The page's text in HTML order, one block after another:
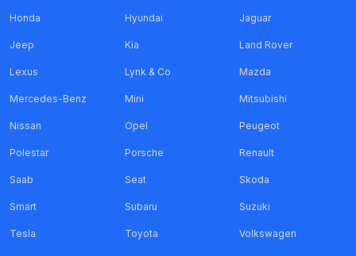
Honda Hyundai Jaguar
Jeep Kia Land Rover
Lexus Lynk & Co Mazda
Mercedes-Benz Mini Mitsubishi
Nissan Opel Peugeot
Polestar Porsche Renault
Saab Seat Skoda
Smart Subaru Suzuki
Tesla Toyota Volkswagen